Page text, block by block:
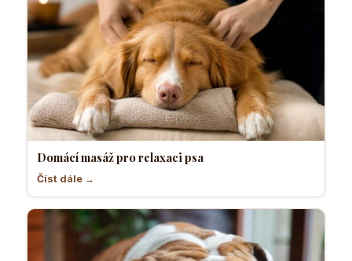
Domácí masáž pro relaxaci psa
Číst dále →